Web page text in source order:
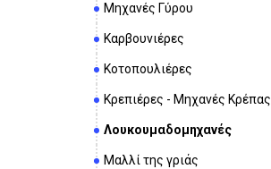
Μηχανές Γύρου
Καρβουνιέρες
Κοτοπουλιέρες
Κρεπιέρες - Μηχανές Κρέπας
Λουκουμαδομηχανές
Μαλλί της γριάς